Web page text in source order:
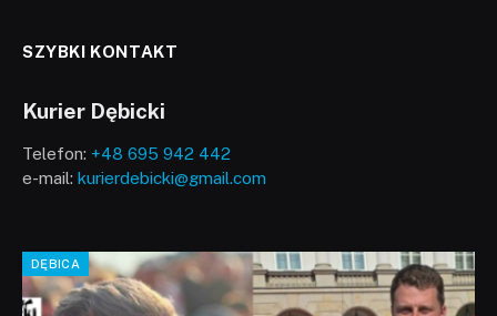
SZYBKI KONTAKT
Kurier Dębicki
Telefon: +48 695 942 442
e-mail: kurierdebicki@gmail.com
DĘBICA